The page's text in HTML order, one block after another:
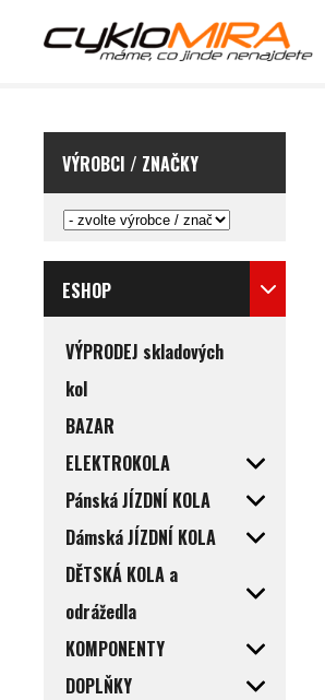
VÝROBCI / ZNAČKY
ESHOP
VÝPRODEJ skladových
kol
BAZAR
ELEKTROKOLA
Pánská JÍZDNÍ KOLA
Dámská JÍZDNÍ KOLA
DĚTSKÁ KOLA a
odrážedla
KOMPONENTY
DOPLŇKY